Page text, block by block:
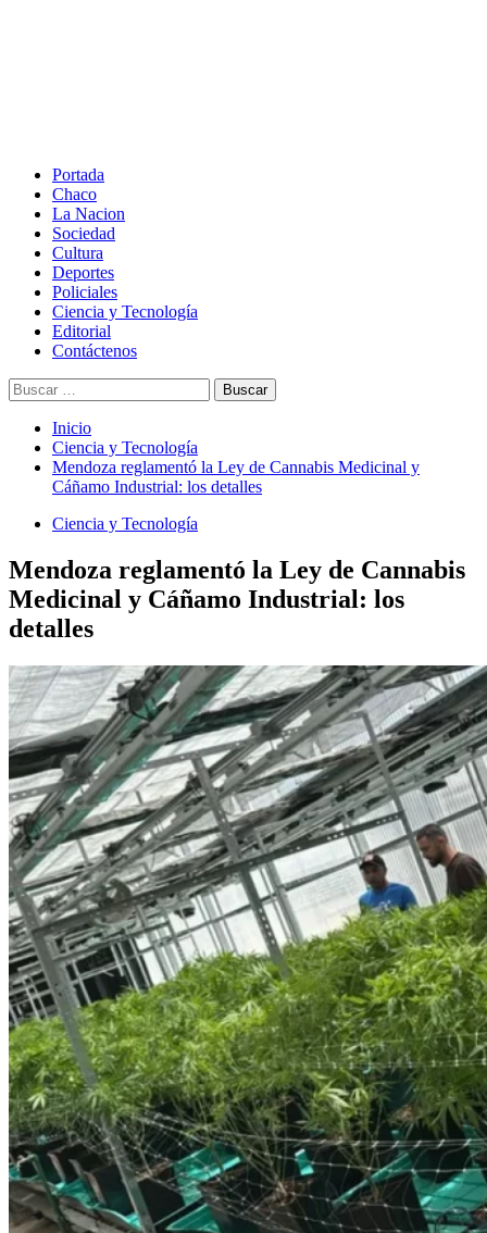
Portada
Chaco
La Nacion
Sociedad
Cultura
Deportes
Policiales
Ciencia y Tecnología
Editorial
Contáctenos
Buscar:
Inicio
Ciencia y Tecnología
Mendoza reglamentó la Ley de Cannabis Medicinal y
Cáñamo Industrial: los detalles
Ciencia y Tecnología
Mendoza reglamentó la Ley de Cannabis
Medicinal y Cáñamo Industrial: los
detalles